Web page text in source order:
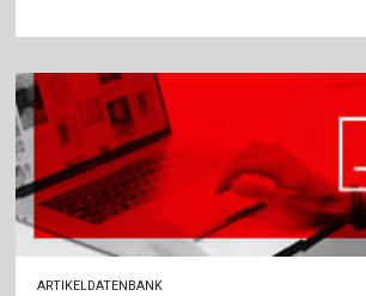
ARTIKELDATENBANK